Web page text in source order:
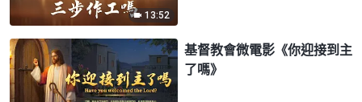
13:52
基督教會微電影《你迎接到主
了嗎》